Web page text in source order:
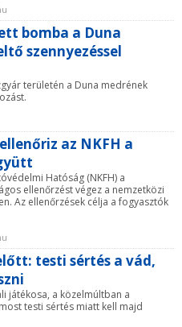
bomba a Duna
szennyezéssel
területén a Duna medrének
az NKFH a
Hatóság (NKFH) a
ellenőrzést végez a nemzetközi
Az ellenőrzések célja a fogyasztók
testi sértés a vád,
játékosa, a közelmúltban a
testi sértés miatt kell majd